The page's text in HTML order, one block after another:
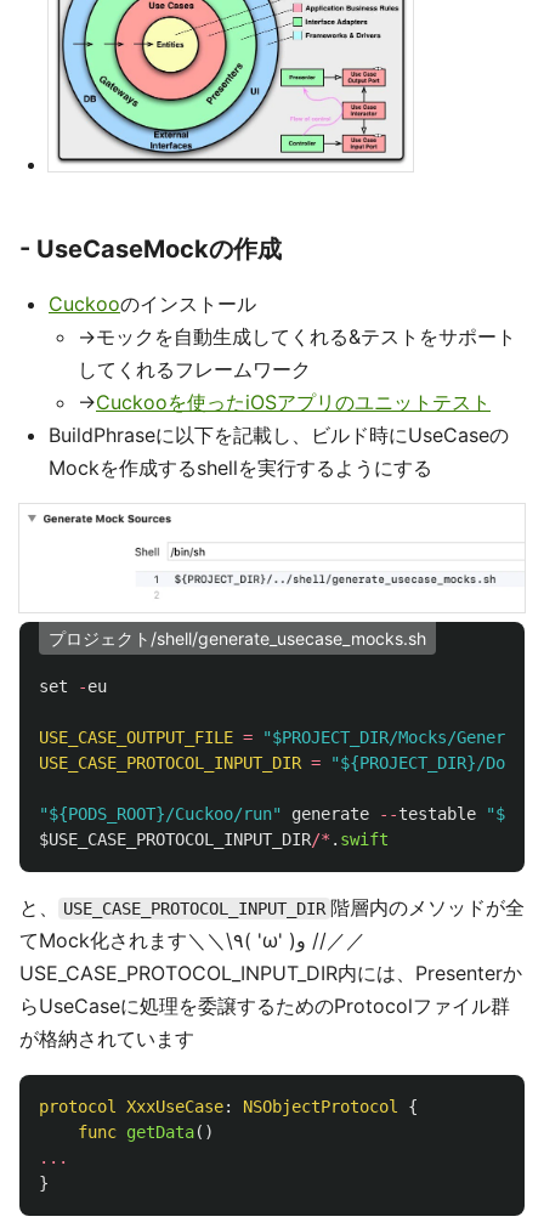
- UseCaseMockの作成
Cuckooのインストール
→モックを自動生成してくれる&テストをサポート
してくれるフレームワーク
→Cuckooを使ったiOSアプリのユニットテスト
BuildPhraseに以下を記載し、ビルド時にUseCaseの
Mockを作成するshellを実行するようにする
プロジェクト/shell/generate_usecase_mocks.sh
set -eu
USE_CASE_OUTPUT_FILE =
"$PROJECT_DIR/Mocks/
USE_CASE_PROTOCOL_INPUT_DIR = "${PROJECT_DIR}/
"${PODS_ROOT}/Cuckoo/run" generate --testable
$USE_CASE_PROTOCOL_INPUT_DIR/* . swift
と、 USE_CASE_PROTOCOL_INPUT_DIR 階層内のメソッドが全
てMock化されます＼＼\٩( 'ω' )و //／／
USE_CASE_PROTOCOL_INPUT_DIR内には、Presenterか
らUseCaseに処理を委譲するためのProtocolファイル群
が格納されています
protocol XxxUseCase: NSObjectProtocol
{
func getData()
...
}